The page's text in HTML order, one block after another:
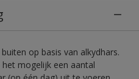
op basis van alkydhars.
het mogelijk een aantal